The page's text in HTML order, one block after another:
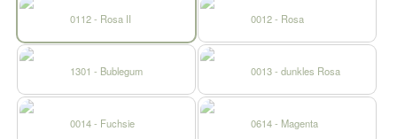
0112 - Rosa II 0012 - Rosa
1301 - Bublegum 0013 - dunkles Rosa
0014 - Fuchsie 0614 - Magenta